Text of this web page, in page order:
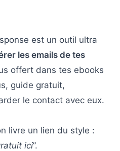
est un outil ultra
les emails de tes
offert dans tes ebooks
guide gratuit,
le contact avec eux.
livre un lien du style :
ici”.